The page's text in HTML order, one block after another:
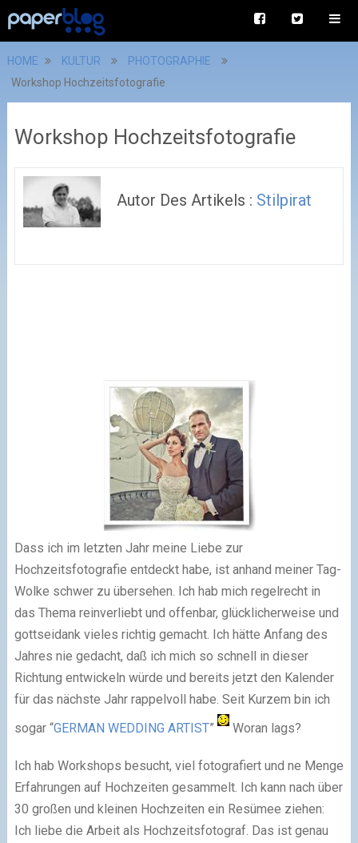
HOME KULTUR
PHOTOGRAPHIE
Workshop Hochzeitsfotografie
Workshop Hochzeitsfotografie
Autor Des Artikels : Stilpirat
Dass ich im letzten Jahr meine Liebe zur
Hochzeitsfotografie entdeckt habe, ist anhand meiner Tag-
Wolke schwer zu übersehen. Ich hab mich regelrecht in
das Thema reinverliebt und offenbar, glücklicherweise und
gottseidank vieles richtig gemacht. Ich hätte Anfang des
Jahres nie gedacht, daß ich mich so schnell in dieser
Richtung entwickeln würde und bereits jetzt den Kalender
für das nächste Jahr rappelvoll habe. Seit Kurzem bin ich
sogar “GERMAN WEDDING ARTIST” Woran lags?
Ich hab Workshops besucht, viel fotografiert und ne Menge
Erfahrungen auf Hochzeiten gesammelt. Ich kann nach über
30 großen und kleinen Hochzeiten ein Resümee ziehen:
Ich liebe die Arbeit als Hochzeitsfotograf. Das ist genau